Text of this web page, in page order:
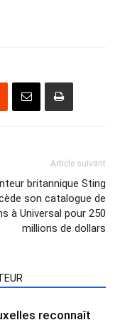
Article suivant
britannique Sting
son catalogue de
à Universal pour 250
millions de dollars
reconnaît